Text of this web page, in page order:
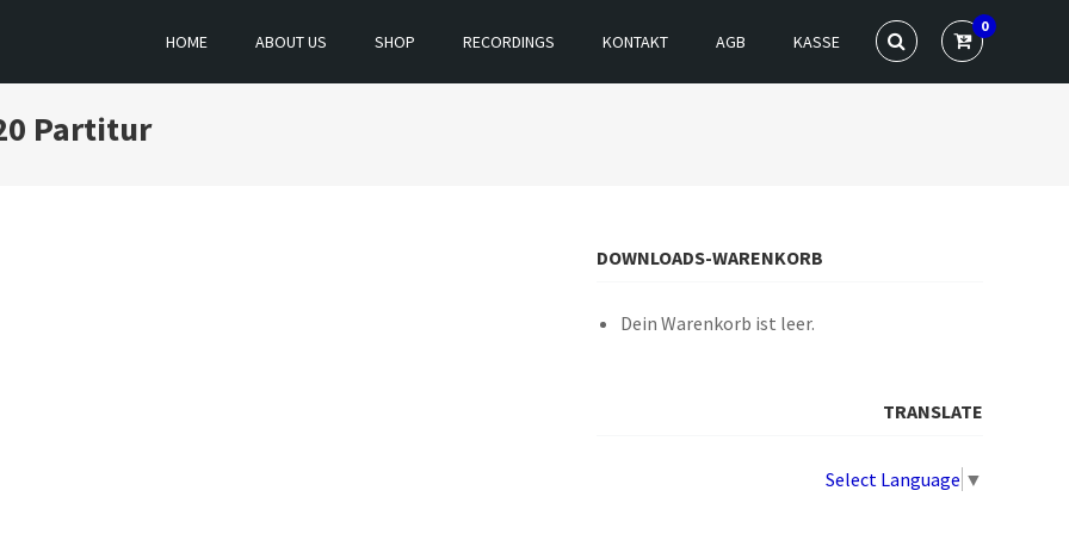
HOME ABOUT US SHOP RECORDINGS KONTAKT AGB KASSE
0
Partitur
DOWNLOADS-WARENKORB
Dein Warenkorb ist leer.
TRANSLATE
Select Language ▼